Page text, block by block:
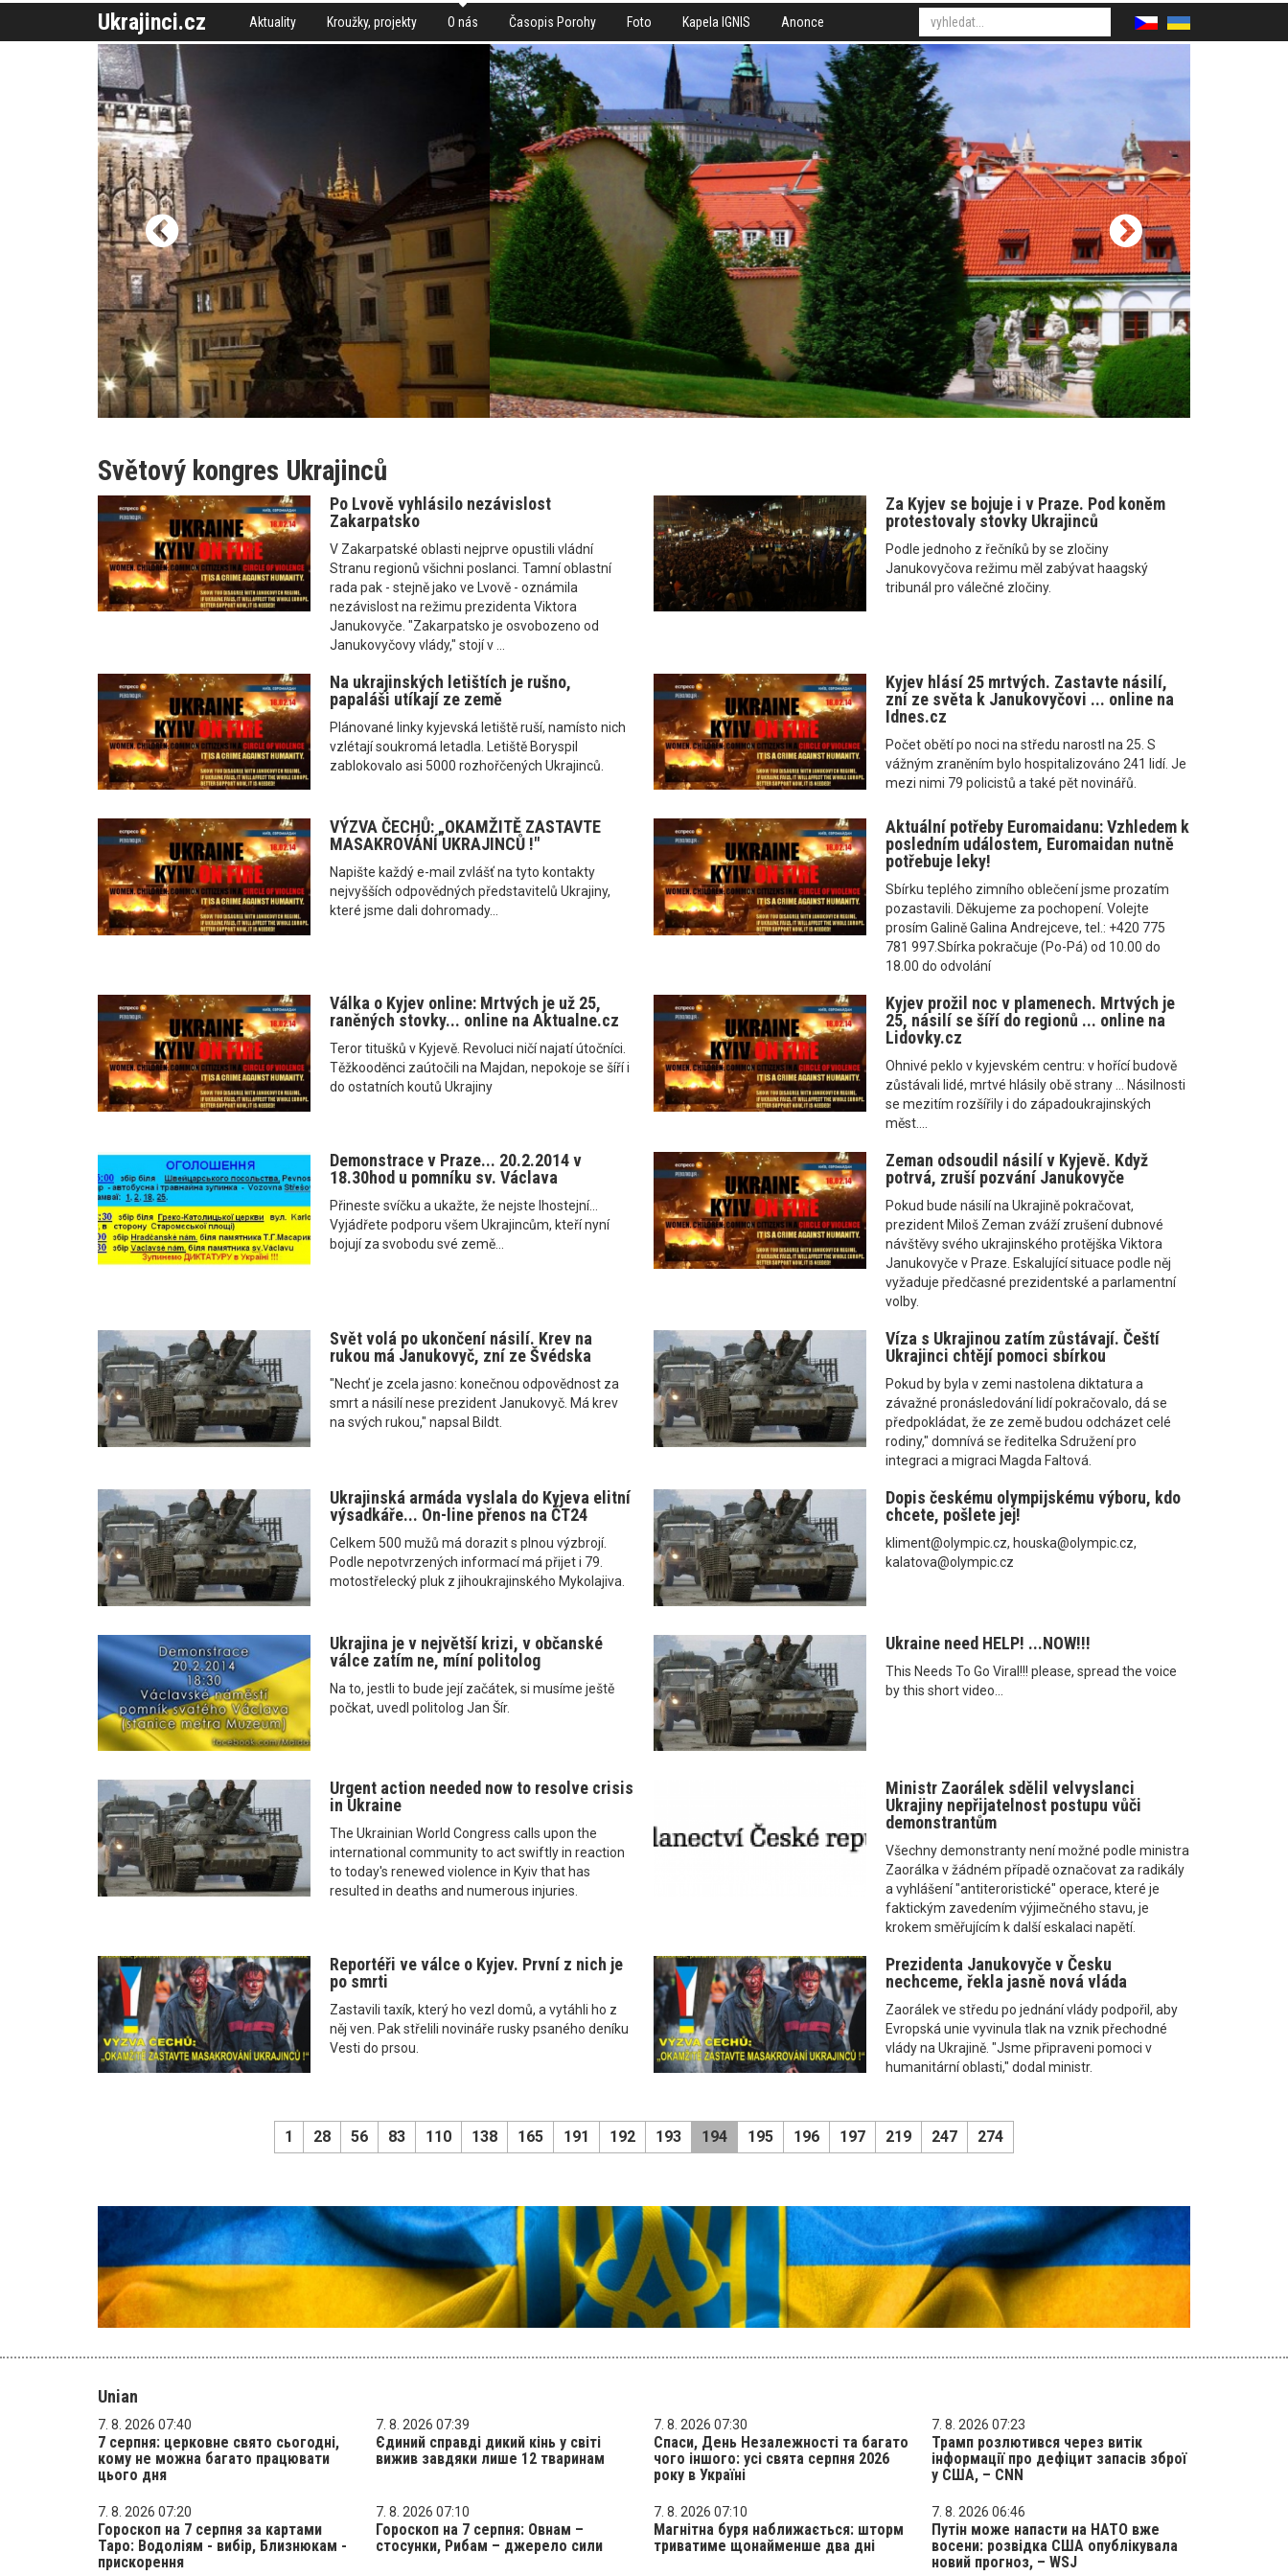
Ukrajinci.cz Aktuality Kroužky, projekty O nás Časopis Porohy Foto Kapela IGNIS Anonce
Světový kongres Ukrajinců
Po Lvově vyhlásilo nezávislost
Zakarpatsko
V Zakarpatské oblasti nejprve opustili vládní
Stranu regionů všichni poslanci. Tamní oblastní
rada pak - stejně jako ve Lvově - oznámila
nezávislost na režimu prezidenta Viktora
Janukovyče. "Zakarpatsko je osvobozeno od
Janukovyčovy vlády," stojí v ...
Za Kyjev se bojuje i v Praze. Pod koněm
protestovaly stovky Ukrajinců
Podle jednoho z řečníků by se zločiny
Janukovyčova režimu měl zabývat haagský
tribunál pro válečné zločiny.
Na ukrajinských letištích je rušno,
papaláši utíkají ze země
Plánované linky kyjevská letiště ruší, namísto nich
vzlétají soukromá letadla. Letiště Boryspil
zablokovalo asi 5000 rozhořčených Ukrajinců.
Kyjev hlásí 25 mrtvých. Zastavte násilí,
zní ze světa k Janukovyčovi ... online na
Idnes.cz
Počet obětí po noci na středu narostl na 25. S
vážným zraněním bylo hospitalizováno 241 lidí. Je
mezi nimi 79 policistů a také pět novinářů.
VÝZVA ČECHŮ: „OKAMŽITĚ ZASTAVTE
MASAKROVÁNÍ UKRAJINCŮ !"
Napište každý e-mail zvlášť na tyto kontakty
nejvyšších odpovědných představitelů Ukrajiny,
které jsme dali dohromady...
Aktuální potřeby Euromaidanu: Vzhledem k
posledním událostem, Euromaidan nutně
potřebuje leky!
Sbírku teplého zimního oblečení jsme prozatím
pozastavili. Děkujeme za pochopení. Volejte
prosím Galině Galina Andrejceve, tel.: +420 775
781 997.Sbírka pokračuje (Po-Pá) od 10.00 do
18.00 do odvolání
Válka o Kyjev online: Mrtvých je už 25,
raněných stovky... online na Aktualne.cz
Teror titušků v Kyjevě. Revoluci ničí najatí útočníci.
Těžkooděnci zaútočili na Majdan, nepokoje se šíří i
do ostatních koutů Ukrajiny
Kyjev prožil noc v plamenech. Mrtvých je
25, násilí se šíří do regionů ... online na
Lidovky.cz
Ohnivé peklo v kyjevském centru: v hořící budově
zůstávali lidé, mrtvé hlásily obě strany ... Násilnosti
se mezitím rozšířily i do západoukrajinských
měst....
Demonstrace v Praze... 20.2.2014 v
18.30hod u pomníku sv. Václava
Přineste svíčku a ukažte, že nejste lhostejní...
Vyjádřete podporu všem Ukrajincům, kteří nyní
bojují za svobodu své země...
Zeman odsoudil násilí v Kyjevě. Když
potrvá, zruší pozvání Janukovyče
Pokud bude násilí na Ukrajině pokračovat,
prezident Miloš Zeman zváží zrušení dubnové
návštěvy svého ukrajinského protějška Viktora
Janukovyče v Praze. Eskalující situace podle něj
vyžaduje předčasné prezidentské a parlamentní
volby.
Svět volá po ukončení násilí. Krev na
rukou má Janukovyč, zní ze Švédska
"Nechť je zcela jasno: konečnou odpovědnost za
smrt a násilí nese prezident Janukovyč. Má krev
na svých rukou," napsal Bildt.
Víza s Ukrajinou zatím zůstávají. Čeští
Ukrajinci chtějí pomoci sbírkou
Pokud by byla v zemi nastolena diktatura a
závažné pronásledování lidí pokračovalo, dá se
předpokládat, že ze země budou odcházet celé
rodiny," domnívá se ředitelka Sdružení pro
integraci a migraci Magda Faltová.
Ukrajinská armáda vyslala do Kyjeva elitní
výsadkáře... On-line přenos na ČT24
Celkem 500 mužů má dorazit s plnou výzbrojí.
Podle nepotvrzených informací má přijet i 79.
motostřelecký pluk z jihoukrajinského Mykolajiva.
Dopis českému olympijskému výboru, kdo
chcete, pošlete jej!
kliment@olympic.cz, houska@olympic.cz,
kalatova@olympic.cz
Ukrajina je v největší krizi, v občanské
válce zatím ne, míní politolog
Na to, jestli to bude její začátek, si musíme ještě
počkat, uvedl politolog Jan Šír.
Ukraine need HELP! ...NOW!!!
This Needs To Go Viral!!! please, spread the voice
by this short video...
Urgent action needed now to resolve crisis
in Ukraine
The Ukrainian World Congress calls upon the
international community to act swiftly in reaction
to today's renewed violence in Kyiv that has
resulted in deaths and numerous injuries.
Ministr Zaorálek sdělil velvyslanci
Ukrajiny nepřijatelnost postupu vůči
demonstrantům
Všechny demonstranty není možné podle ministra
Zaorálka v žádném případě označovat za radikály
a vyhlášení "antiteroristické" operace, které je
faktickým zavedením výjimečného stavu, je
krokem směřujícím k další eskalaci napětí.
Reportéři ve válce o Kyjev. První z nich je
po smrti
Zastavili taxík, který ho vezl domů, a vytáhli ho z
něj ven. Pak střelili novináře rusky psaného deníku
Vesti do prsou.
Prezidenta Janukovyče v Česku
nechceme, řekla jasně nová vláda
Zaorálek ve středu po jednání vlády podpořil, aby
Evropská unie vyvinula tlak na vznik přechodné
vlády na Ukrajině. "Jsme připraveni pomoci v
humanitární oblasti," dodal ministr.
1 28 56 83 110 138 165 191 192 193 194 195 196 197 219 247 274
Unian
7. 8. 2026 07:40
7 серпня: церковне свято сьогодні,
кому не можна багато працювати
цього дня
7. 8. 2026 07:39
Єдиний справді дикий кінь у світі
вижив завдяки лише 12 тваринам
7. 8. 2026 07:30
Спаси, День Незалежності та багато
чого іншого: усі свята серпня 2026
року в Україні
7. 8. 2026 07:23
Трамп розлютився через витік
інформації про дефіцит запасів зброї
у США, – CNN
7. 8. 2026 07:20
Гороскоп на 7 серпня за картами
Таро: Водоліям - вибір, Близнюкам -
прискорення
7. 8. 2026 07:10
Гороскоп на 7 серпня: Овнам –
стосунки, Рибам – джерело сили
7. 8. 2026 07:10
Магнітна буря наближається: шторм
триватиме щонайменше два дні
7. 8. 2026 06:46
Путін може напасти на НАТО вже
восени: розвідка США опублікувала
новий прогноз, – WSJ